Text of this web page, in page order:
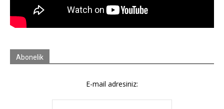
Abonelik
E-mail adresiniz: